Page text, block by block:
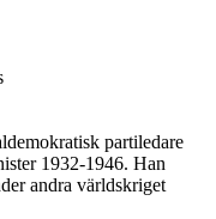
partiledare
1932-1946. Han
andra världskriget